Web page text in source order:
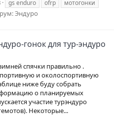
gs enduro ofrp
мотогонки
Эндуро
гонок для тур-эндуро
спячки правильно .
и околоспортивную
ниже буду собрать
о планируемых
участие турэндуро
Некоторые...